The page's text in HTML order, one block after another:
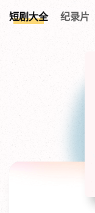
短剧大全 纪录片